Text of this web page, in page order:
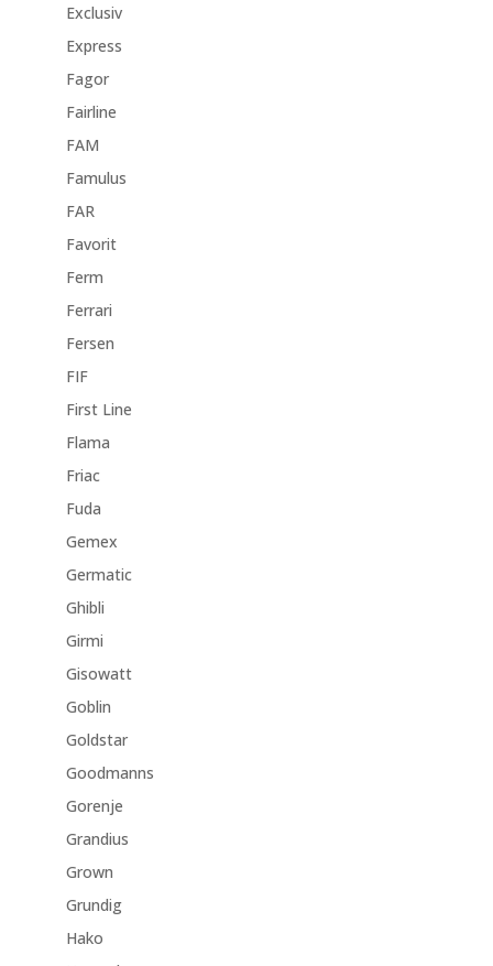
Exclusiv
Express
Fagor
Fairline
FAM
Famulus
FAR
Favorit
Ferm
Ferrari
Fersen
FIF
First Line
Flama
Friac
Fuda
Gemex
Germatic
Ghibli
Girmi
Gisowatt
Goblin
Goldstar
Goodmanns
Gorenje
Grandius
Grown
Grundig
Hako